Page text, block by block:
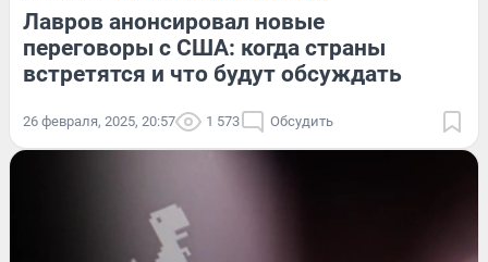
Лавров анонсировал новые
переговоры с США: когда страны
встретятся и что будут обсуждать
26 февраля, 2025, 20:57 1 573 Обсудить